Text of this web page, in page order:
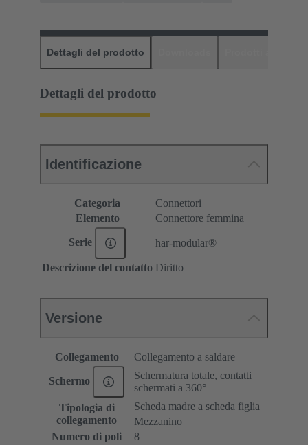
Dettagli del prodotto
Dettagli del prodotto
Identificazione
Categoria
Connettori
Elemento
Connettore femmina
Serie har-modular®
Descrizione del contatto Diritto
Versione
Collegamento Collegamento a saldare
Schermo
Schermatura totale, contatti
schermati a 360°
Tipologia di
collegamento
Scheda madre a scheda figlia
Mezzanino
Numero di poli
8